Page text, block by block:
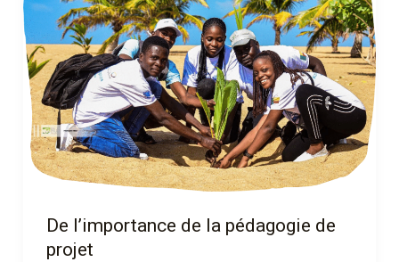
De l’importance de la pédagogie de
projet
la
pédagogie
de
projet